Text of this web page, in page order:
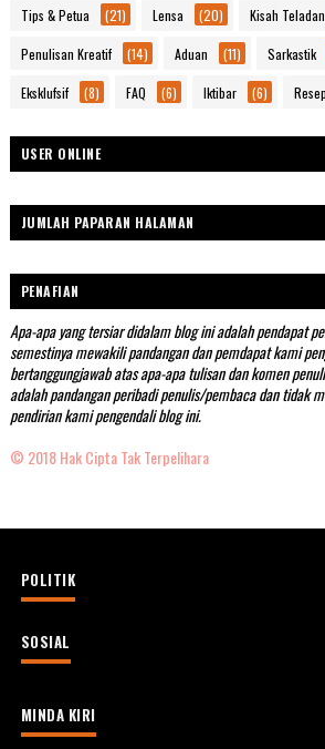
Tips & Petua (21) Lensa (20) Kisah Teladan
Penulisan Kreatif (14) Aduan (11) Sarkastik
Eksklufsif (8) FAQ (6) Iktibar (6)
USER ONLINE
JUMLAH PAPARAN HALAMAN
PENAFIAN
Apa-apa yang tersiar didalam blog ini adalah pendapat
semestinya mewakili pandangan dan pemdapat kami
bertanggungjawab atas apa-apa tulisan dan komen
adalah pandangan peribadi penulis/pembaca dan tidak
pendirian kami pengendali blog ini.
© 2018 Hak Cipta Tak Terpelihara
POLITIK
SOSIAL
MINDA KIRI